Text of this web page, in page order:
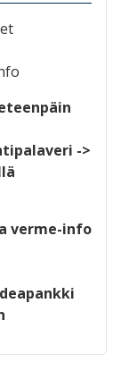
->
verme-info